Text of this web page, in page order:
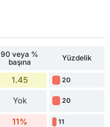
90 veya %
başına
Yüzdelik
1.45 20
Yok 20
11% 11